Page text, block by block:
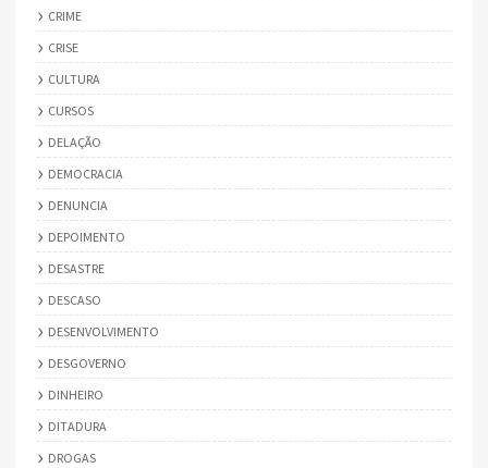
CRIME
CRISE
CULTURA
CURSOS
DELAÇÃO
DEMOCRACIA
DENUNCIA
DEPOIMENTO
DESASTRE
DESCASO
DESENVOLVIMENTO
DESGOVERNO
DINHEIRO
DITADURA
DROGAS